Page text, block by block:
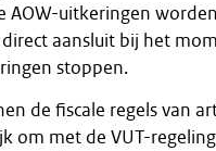
AOW-uitkeringen
aansluit bij het
stoppen.
de fiscale regels van
om met de VUT-